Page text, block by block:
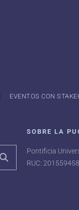
EVENTOS CON
SOBRE LA
Pontificia
RUC: